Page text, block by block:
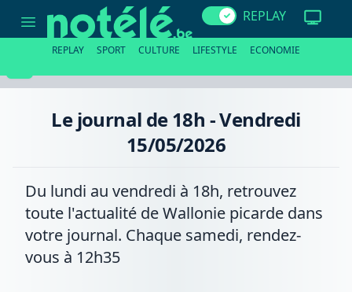
journal
15/05/2026
REPLAY
REPLAY SPORT CULTURE LIFESTYLE ECONOMIE
Le journal de 18h - Vendredi
15/05/2026
Du lundi au vendredi à 18h, retrouvez
toute l'actualité de Wallonie picarde dans
votre journal. Chaque samedi, rendez-
vous à 12h35